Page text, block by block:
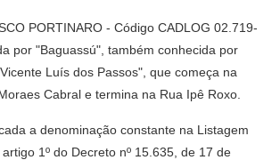
PORTINARO - Código CADLOG 02.719-
por "Baguassú", também conhecida por
Luís dos Passos", que começa na
Cabral e termina na Rua Ipê Roxo.
a denominação constante na Listagem
1º do Decreto nº 15.635, de 17 de